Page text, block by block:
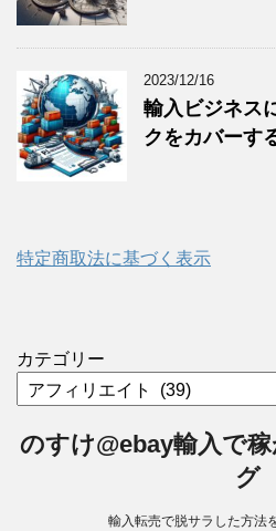
2023/12/16
輸入ビジネス
クをカバーす
特定商取法に基づく表示
カテゴリー
のすけ@ebay輸入で
グ
輸入転売で脱サラした方法